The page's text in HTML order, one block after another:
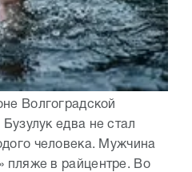
Волгоградской
едва не стал
человека. Мужчина
пляже в райцентре. Во